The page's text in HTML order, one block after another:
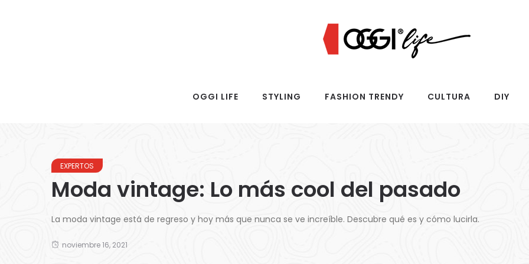
OGGI LIFE STYLING FASHION TRENDY CULTURA DIY
EXPERTOS
Moda vintage: Lo más cool del pasado
La moda vintage está de regreso y hoy más que nunca se ve increíble. Descubre qué es y cómo lucirla.
noviembre 16, 2021